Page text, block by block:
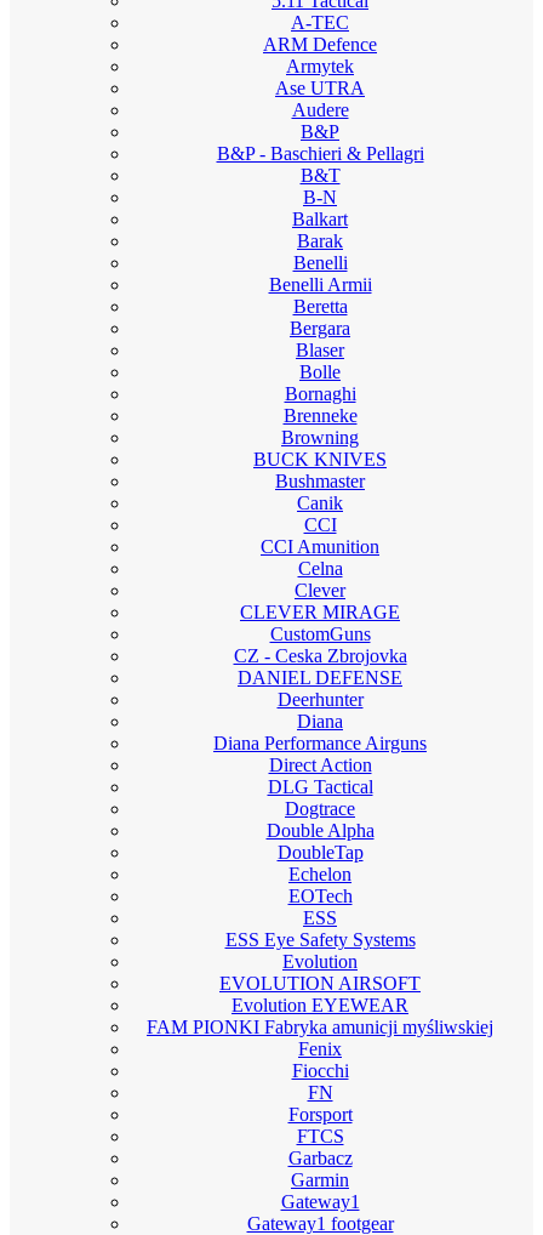
A-TEC
ARM Defence
Armytek
Ase UTRA
Audere
B&P
B&P - Baschieri & Pellagri
B&T
B-N
Balkart
Barak
Benelli
Benelli Armii
Beretta
Bergara
Blaser
Bolle
Bornaghi
Brenneke
Browning
BUCK KNIVES
Bushmaster
Canik
CCI
CCI Amunition
Celna
Clever
CLEVER MIRAGE
CustomGuns
CZ - Ceska Zbrojovka
DANIEL DEFENSE
Deerhunter
Diana
Diana Performance Airguns
Direct Action
DLG Tactical
Dogtrace
Double Alpha
DoubleTap
Echelon
EOTech
ESS
ESS Eye Safety Systems
Evolution
EVOLUTION AIRSOFT
Evolution EYEWEAR
FAM PIONKI Fabryka amunicji myśliwskiej
Fenix
Fiocchi
FN
Forsport
FTCS
Garbacz
Garmin
Gateway1
Gateway1 footgear